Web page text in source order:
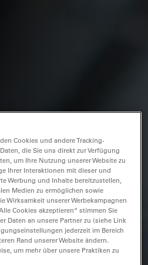
Cookies und andere Tracking-
die Sie uns direkt zur Verfügung
um Ihre Nutzung unserer Website zu
Ihrer Interaktionen mit dieser und
Werbung und Inhalte bereitzustellen,
Medien zu ermöglichen sowie
Wirksamkeit unserer Werbekampagnen
Cookies akzeptieren“ stimmen Sie
Daten an unsere Partner zu (siehe Link
jederzeit im Bereich
Rand unserer Website ändern.
um mehr über unsere Praktiken zu